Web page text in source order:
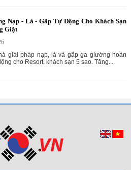
Nạp - Là - Gấp Tự Động Cho Khách Sạn
Giặt
giải pháp nạp, là và gấp ga giường hoàn
cho Resort, khách sạn 5 sao. Tăng...